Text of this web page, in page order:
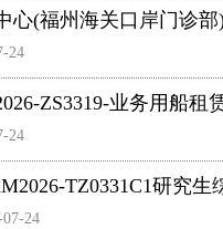
心(福州海关口岸门诊
24
ZS3319-业务用船租
24
TZ0331C1研究
07-24